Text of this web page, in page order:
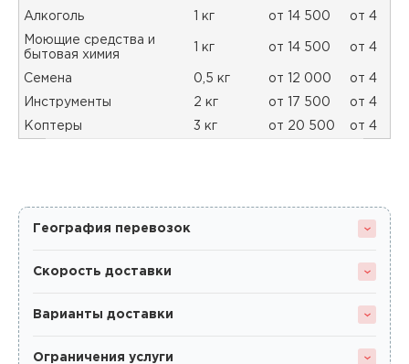
Алкоголь 1 кг от 14 500 от 4
Моющие средства и
бытовая химия
1 кг от 14 500 от 4
Семена 0,5 кг от 12 000 от 4
Инструменты 2 кг от 17 500 от 4
Коптеры 3 кг от 20 500 от 4
География перевозок
Скорость доставки
Варианты доставки
Ограничения услуги